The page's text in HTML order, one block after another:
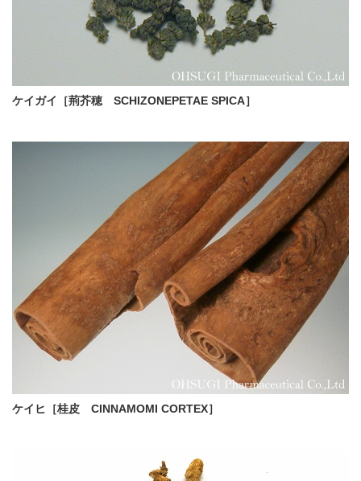
ケイガイ［荊芥穂 SCHIZONEPETAE SPICA］
ケイヒ［桂皮 CINNAMOMI CORTEX］